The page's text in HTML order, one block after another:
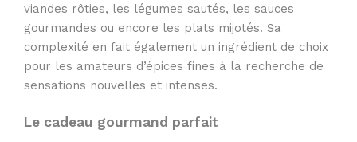
viandes rôties, les légumes sautés, les sauces
gourmandes ou encore les plats mijotés. Sa
complexité en fait également un ingrédient de choix
pour les amateurs d’épices fines à la recherche de
sensations nouvelles et intenses.
Le cadeau gourmand parfait